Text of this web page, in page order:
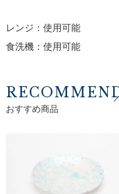
レンジ：使用可能
食洗機：使用可能
おすすめ商品